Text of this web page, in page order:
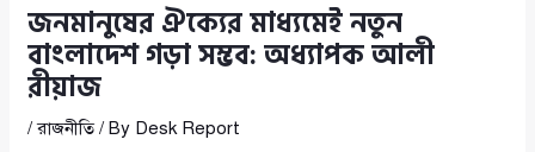
জনমানুষের ঐক্যের মাধ্যমেই নতুন
বাংলাদেশ গড়া সম্ভব: অধ্যাপক আলী
রীয়াজ
/রাজনীতি/ By Desk Report